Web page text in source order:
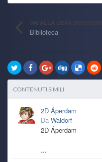
VAI ALLA LISTA
Biblioteca
CONTENUTI SIMILI
2D Áperdam
Da Waldorf
2D Áperdam
...